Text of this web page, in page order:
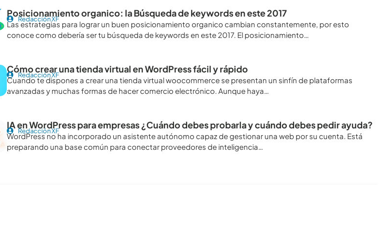
Posicionamiento organico: la Búsqueda de keywords en este 2017
Redacción XF
Las estrategias para lograr un buen posicionamiento organico cambian constantemente, por esto
conoce como debería ser tu búsqueda de keywords en este 2017. El posicionamiento…
Cómo crear una tienda virtual en WordPress fácil y rápido
Redacción XF
Cuando te dispones a crear una tienda virtual woocommerce se presentan un sinfín de plataformas
avanzadas y muchas formas de hacer comercio electrónico. Aunque haya…
IA en WordPress para empresas ¿Cuándo debes probarla y cuándo debes pedir ayuda?
Redacción XF
WordPress no ha incorporado un asistente autónomo capaz de gestionar una web por su cuenta. Está
preparando una base común para conectar proveedores de inteligencia…